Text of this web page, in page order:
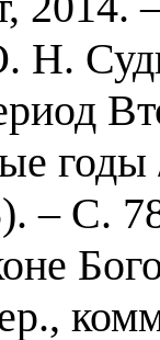
Н.
– С.